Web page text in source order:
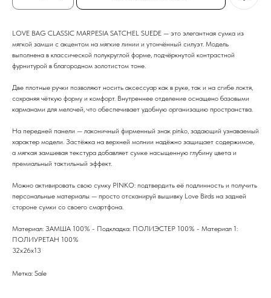
LOVE BAG CLASSIC MARPESIA SATCHEL SUEDE — это элегантная сумка из
мягкой замши с акцентом на мягкие линии и утончённый силуэт. Модель
выполнена в классической полукруглой форме, подчёркнутой контрастной
фурнитурой в благородном золотистом тоне.
Две плотные ручки позволяют носить аксессуар как в руке, так и на сгибе локтя,
сохраняя чёткую форму и комфорт. Внутреннее отделение оснащено базовыми
карманами для мелочей, что обеспечивает удобную организацию пространства.
На передней панели — лаконичный фирменный знак pinko, задающий узнаваемый
характер модели. Застёжка на верхней молнии надёжно защищает содержимое,
а мягкая замшевая текстура добавляет сумке насыщенную глубину цвета и
премиальный тактильный эффект.
Можно активировать свою сумку PINKO: подтвердить её подлинность и получить
персональные материалы — просто отсканируй вышивку Love Birds на задней
стороне сумки со своего смартфона.
Материал: ЗАМША 100% - Подкладка: ПОЛИЭСТЕР 100% - Материал 1:
ПОЛИУРЕТАН 100%
32х26х13
Метка: Sale